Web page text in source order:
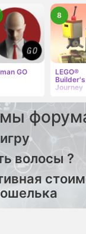
GO
LEGO®
Builder's
Journey
8
волосы ?